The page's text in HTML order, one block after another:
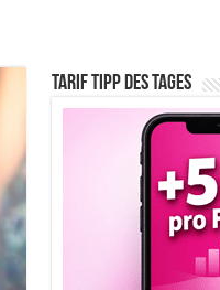
Tarif Tipp des Tages